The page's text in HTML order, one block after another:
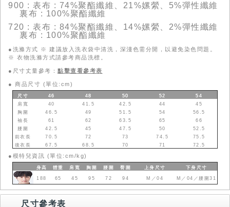
900 : 表布 : 74%聚酯纖維、21%嫘縈、5%彈性纖維
裏布 : 100%聚酯纖維
720 : 表布 : 84%聚酯纖維、14%嫘縈、2%彈性纖維
裏布 : 100%聚酯纖維
●洗滌方式 ※ 建議放入洗衣袋中清洗，深淺色需分開，以避免染色問題。
※ 衣物洗滌方式請參考商品洗標。
●尺寸丈量參考： 點擊查看參考表
● 商品尺寸 (單位:cm)
尺寸 46 48 50 52
54
肩寬
40 41.5 42.5 44
45
胸圍
46.5 49 51.5 54
56.5
袖長
61 62 63.5 65
66
腰圍
42.5 45 47.5 50
52.5
前衣長
70.5 72 73 74.5
75.5
後衣長
67.5 68.5 70 71 72.5
● 模特兒資訊 (單位:cm/kg)
身高 體重 肩寬 胸圍 腰圍 臀圍 上身 尺寸 下身 尺寸
188 65 45 95 72 94 M／04 M／04／腰圍31
尺寸參考表